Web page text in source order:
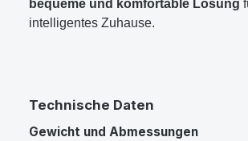
bequeme und komfortable Lösung
intelligentes Zuhause.
Technische Daten
Gewicht und Abmessungen